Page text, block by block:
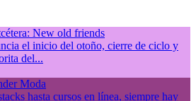
New old friends
el inicio del otoño, cierre de ciclo y
del...
Moda
hasta cursos en línea, siempre hay